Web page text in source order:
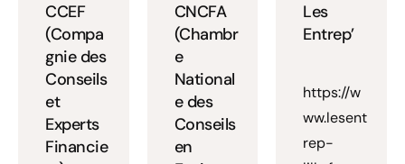
CCEF
(Compa
gnie des
Conseils
et
Experts
Financie
CNCFA
(Chambr
e
National
e des
Conseils
en
Les
Entrep’
https://w
ww.lesent
rep-